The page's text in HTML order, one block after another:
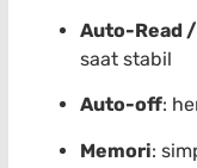
Auto-Read
saat stabil
Auto-off:
Memori: